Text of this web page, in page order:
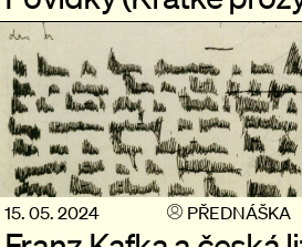
15. 05. 2024 PŘEDNÁŠKA